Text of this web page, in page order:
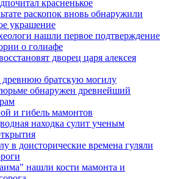
красненькое
раскопок вновь обнаружили
украшение
нашли первое подтверждение
о голиафе
дворец царя алексея
братскую могилу
обнаружен древнейший
и гибель мамонтов
находка сулит ученым
в доисторические времена гуляли
нашли кости мамонта и